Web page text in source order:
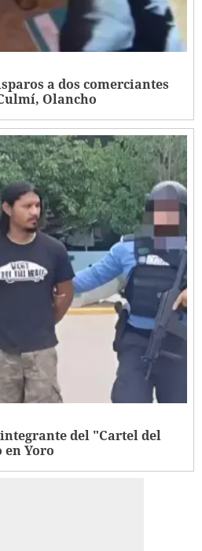
a dos comerciantes
Olancho
del "Cartel del
Yoro